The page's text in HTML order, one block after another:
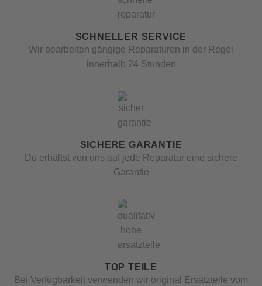
SCHNELLER SERVICE
Wir bearbeiten gängige Reparaturen in der Regel
innerhalb 24 Stunden
SICHERE GARANTIE
Du erhältst von uns auf jede Reparatur eine sichere
Garantie
TOP TEILE
Bei Verfügbarkeit verwenden wir original Ersatzteile vom